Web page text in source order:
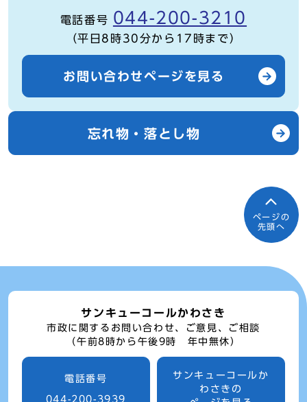
電話番号 044-200-3210
（平日8時30分から17時まで）
お問い合わせページを見る
忘れ物・落とし物
ページの
先頭へ
サンキューコールかわさき
市政に関するお問い合わせ、ご意見、ご相談
（午前8時から午後9時 年中無休）
電話番号
044-200-3939
サンキューコールか
わさきの